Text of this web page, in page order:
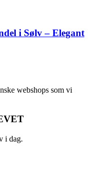
i Sølv – Elegant
webshops som vi
i dag.